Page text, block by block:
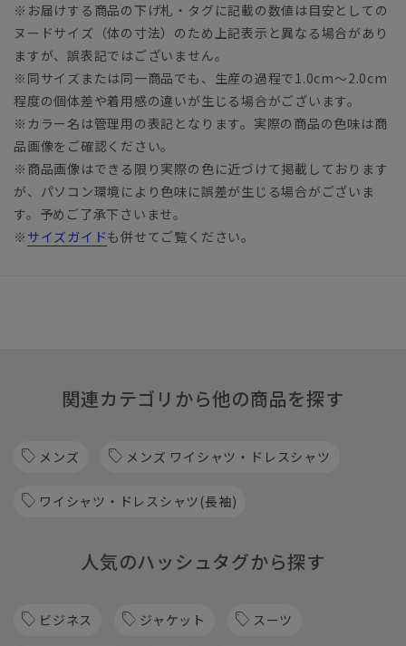
※お届けする商品の下げ札・タグに記載の数値は目安としての
ヌードサイズ（体の寸法）のため上記表示と異なる場合があり
ますが、誤表記ではございません。
※同サイズまたは同一商品でも、生産の過程で1.0cm～2.0cm
程度の個体差や着用感の違いが生じる場合がございます。
※カラー名は管理用の表記となります。実際の商品の色味は商
品画像をご確認ください。
※商品画像はできる限り実際の色に近づけて掲載しております
が、パソコン環境により色味に誤差が生じる場合がございま
す。予めご了承下さいませ。
※ サイズガイドも併せてご覧ください。
関連カテゴリから他の商品を探す
メンズ メンズ ワイシャツ・ドレスシャツ
ワイシャツ・ドレスシャツ(長袖)
人気のハッシュタグから探す
ビジネス ジャケット スーツ